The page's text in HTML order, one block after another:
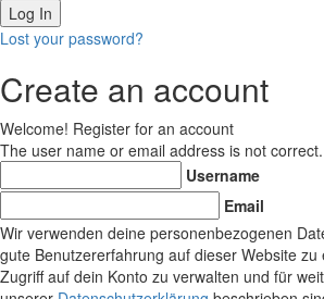
Lost your password?
Create an account
Welcome! Register for an account
The user name or email address is not correct.
Username
Email
Wir verwenden deine personenbezogenen
gute Benutzererfahrung auf dieser Website zu
Zugriff auf dein Konto zu verwalten und für